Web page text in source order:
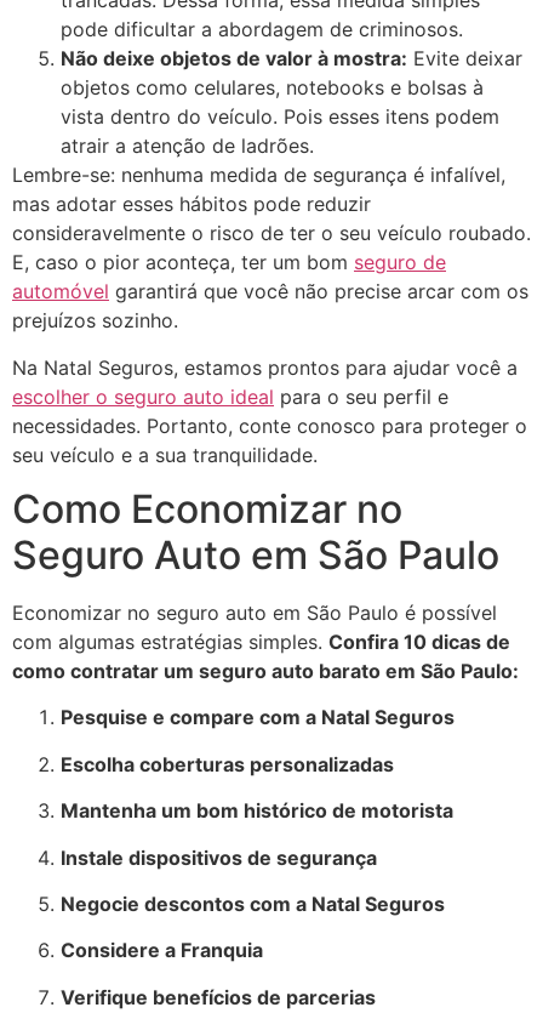
pode dificultar a abordagem de criminosos.
Não deixe objetos de valor à mostra: Evite deixar
objetos como celulares, notebooks e bolsas à
vista dentro do veículo. Pois esses itens podem
atrair a atenção de ladrões.
Lembre-se: nenhuma medida de segurança é infalível,
mas adotar esses hábitos pode reduzir
consideravelmente o risco de ter o seu veículo roubado.
E, caso o pior aconteça, ter um bom seguro de
automóvel garantirá que você não precise arcar com os
prejuízos sozinho.
Na Natal Seguros, estamos prontos para ajudar você a
escolher o seguro auto ideal para o seu perfil e
necessidades. Portanto, conte conosco para proteger o
seu veículo e a sua tranquilidade.
Como Economizar no
Seguro Auto em São Paulo
Economizar no seguro auto em São Paulo é possível
com algumas estratégias simples. Confira 10 dicas de
como contratar um seguro auto barato em São Paulo:
Pesquise e compare com a Natal Seguros
Escolha coberturas personalizadas
Mantenha um bom histórico de motorista
Instale dispositivos de segurança
Negocie descontos com a Natal Seguros
Considere a Franquia
Verifique benefícios de parcerias